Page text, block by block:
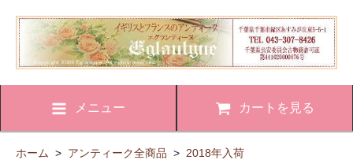
メニュー カートを見る
ホーム > アンティーク全商品 > 2018年入荷